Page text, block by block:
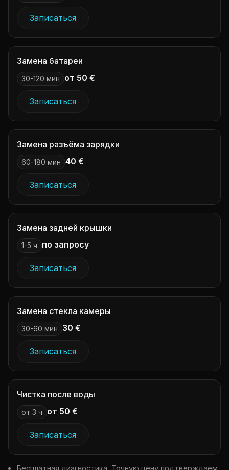
Записаться
Замена батареи
30-120 мин от 50 €
Записаться
Замена разъёма зарядки
60-180 мин 40 €
Записаться
Замена задней крышки
1-5 ч по запросу
Записаться
Замена стекла камеры
30-60 мин 30 €
Записаться
Чистка после воды
от 3 ч от 50 €
Записаться